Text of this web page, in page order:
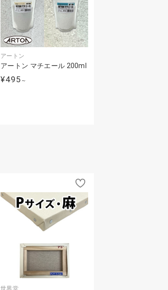
アートン
アートン マチエール 200ml
¥495 ～